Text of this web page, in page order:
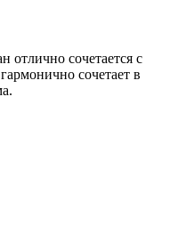
отлично сочетается с
сочетает в